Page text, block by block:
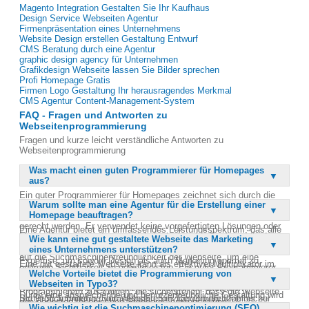
Magento Integration Gestalten Sie Ihr Kaufhaus
Design Service Webseiten Agentur
Firmenpräsentation eines Unternehmens
Website Design erstellen Gestaltung Entwurf
CMS Beratung durch eine Agentur
graphic design agency für Unternehmen
Grafikdesign Webseite lassen Sie Bilder sprechen
Profi Homepage Gratis
Firmen Logo Gestaltung Ihr herausragendes Merkmal
CMS Agentur Content-Management-System
FAQ - Fragen und Antworten zu
Webseitenprogrammierung
Fragen und kurze leicht verständliche Antworten zu
Webseitenprogrammierung
Was macht einen guten Programmierer für Homepages
aus?
Ein guter Programmierer für Homepages zeichnet sich durch die
Fähigkeit aus, individuelle und maßgeschneiderte Internetauftritte
zu erstellen, die den spezifischen Anforderungen der Kunden
gerecht werden. Er verwendet keine vorgefertigten Lösungen oder
Massenframes, sondern entwickelt einzigartige Designs, die das
Image des Unternehmens verbessern. Zudem legt er großen Wert
auf die Suchmaschinenfreundlichkeit der Webseite, um eine
optimale Sichtbarkeit zu gewährleisten. Ein guter Programmierer
versteht es, Design und Marketing zu kombinieren, um die
Kaufentscheidung der potenziellen Kunden zu erleichtern.
Schließlich bietet er umfassenden Service von der Idee bis zur
Warum sollte man eine Agentur für die Erstellung einer
Homepage beauftragen?
Eine Agentur bietet ein umfassendes Leistungsspektrum, das alle
Bedürfnisse eines Unternehmens abdeckt, von der Konzeption bis
zur Umsetzung. Sie verfügt über die notwendige Erfahrung und
Expertise, um sowohl Design als auch Marketing optimal zu
kombinieren, was zu einer effektiveren und ansprechenderen
Webseite führt. Agenturen arbeiten mit professionellen
Programmierern zusammen, die sicherstellen, dass die Webseite
den neuesten technischen Standards entspricht und
Wie kann eine gut gestaltete Webseite das Marketing
eines Unternehmens unterstützen?
Eine gut gestaltete Webseite kann als effektiver Multiplikator im
Marketing eines Unternehmens dienen, indem sie die
Markenbekanntheit erhöht und das Unternehmensimage stärkt.
Durch eine ansprechende und benutzerfreundliche Gestaltung wird
die Aufmerksamkeit potenzieller Kunden geweckt und ihre
Welche Vorteile bietet die Programmierung von
Webseiten in Typo3?
Die Programmierung von Webseiten in Typo3 bietet zahlreiche